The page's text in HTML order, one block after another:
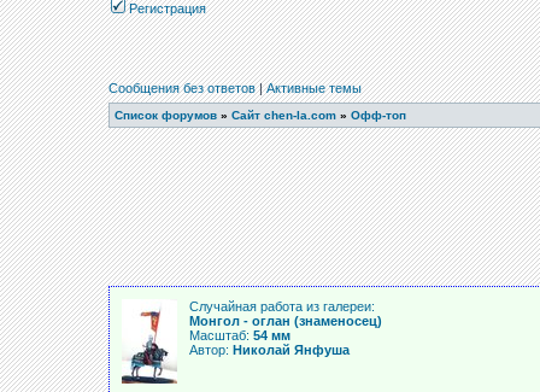
Регистрация
Сообщения без ответов|Активные темы
Список форумов » Сайт chen-la.com » Офф-топ
Случайная работа из галереи:
Монгол - оглан (знаменосец)
Масштаб: 54 мм
Автор: Николай Янфуша